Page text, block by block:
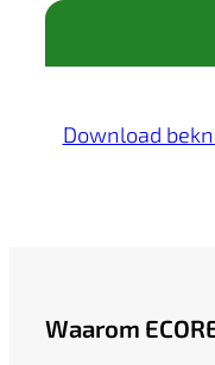
Download
Waarom